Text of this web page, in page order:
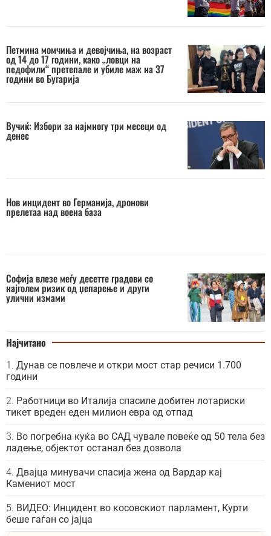
Петмина момчиња и девојчиња, на возраст
од 14 до 17 години, како „ловци на
педофили“ претепале и убиле маж на 37
години во Бугарија
Вучиќ: Избори за најмногу три месеци од
денес
Нов инцидент во Германија, дронови
прелетаа над воена база
Софија влезе меѓу десетте градови со
најголем ризик од џепарење и други
улични измами
Најчитано
Дунав се повлече и откри мост стар речиси 1.700
години
Работници во Италија спасиле добитен лотариски
тикет вреден еден милион евра од отпад
Во погребна куќа во САД чувале повеќе од 50 тела без
ладење, објектот останал без дозвола
Двајца минувачи спасија жена од Вардар кај
Камениот мост
ВИДЕО: Инцидент во косовскиот парламент, Курти
беше гаѓан со јајца